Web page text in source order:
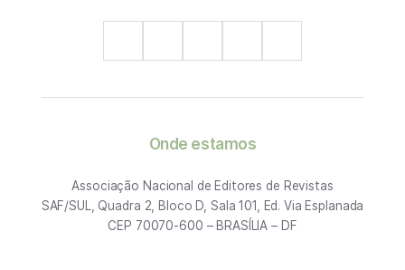
Onde estamos
Associação Nacional de Editores de Revistas
SAF/SUL, Quadra 2, Bloco D, Sala 101, Ed. Via Esplanada
CEP 70070-600 – BRASÍLIA – DF